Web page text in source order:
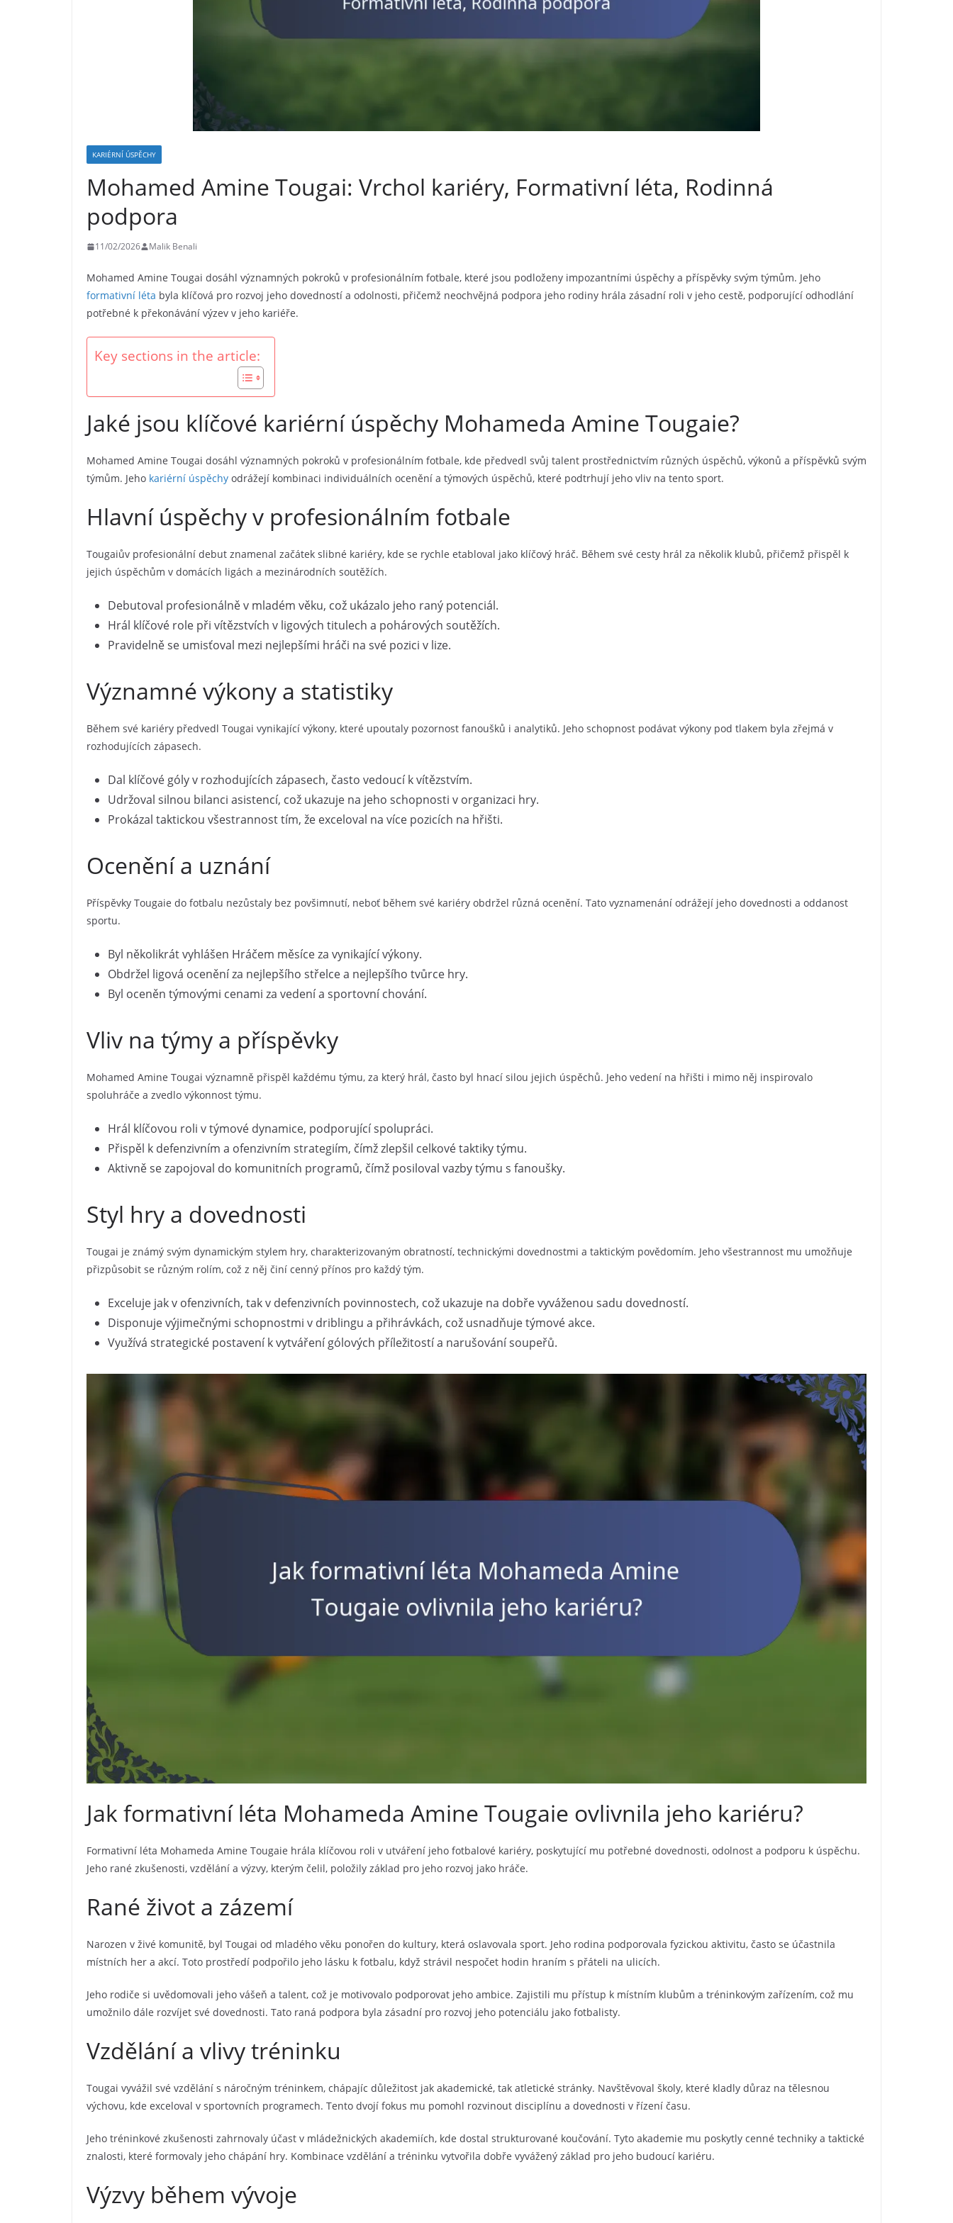
KARIÉRNÍ ÚSPĚCHY
Mohamed Amine Tougai: Vrchol kariéry, Formativní léta, Rodinná
podpora
11/02/2026 Malik Benali
Mohamed Amine Tougai dosáhl významných pokroků v profesionálním fotbale, které jsou podloženy impozantními úspěchy a příspěvky svým týmům. Jeho
formativní léta byla klíčová pro rozvoj jeho dovedností a odolnosti, přičemž neochvějná podpora jeho rodiny hrála zásadní roli v jeho cestě, podporující odhodlání
potřebné k překonávání výzev v jeho kariéře.
Key sections in the article:
Jaké jsou klíčové kariérní úspěchy Mohameda Amine Tougaie?
Mohamed Amine Tougai dosáhl významných pokroků v profesionálním fotbale, kde předvedl svůj talent prostřednictvím různých úspěchů, výkonů a příspěvků svým
týmům. Jeho kariérní úspěchy odrážejí kombinaci individuálních ocenění a týmových úspěchů, které podtrhují jeho vliv na tento sport.
Hlavní úspěchy v profesionálním fotbale
Tougaiův profesionální debut znamenal začátek slibné kariéry, kde se rychle etabloval jako klíčový hráč. Během své cesty hrál za několik klubů, přičemž přispěl k
jejich úspěchům v domácích ligách a mezinárodních soutěžích.
Debutoval profesionálně v mladém věku, což ukázalo jeho raný potenciál.
Hrál klíčové role při vítězstvích v ligových titulech a pohárových soutěžích.
Pravidelně se umisťoval mezi nejlepšími hráči na své pozici v lize.
Významné výkony a statistiky
Během své kariéry předvedl Tougai vynikající výkony, které upoutaly pozornost fanoušků i analytiků. Jeho schopnost podávat výkony pod tlakem byla zřejmá v
rozhodujících zápasech.
Dal klíčové góly v rozhodujících zápasech, často vedoucí k vítězstvím.
Udržoval silnou bilanci asistencí, což ukazuje na jeho schopnosti v organizaci hry.
Prokázal taktickou všestrannost tím, že exceloval na více pozicích na hřišti.
Ocenění a uznání
Příspěvky Tougaie do fotbalu nezůstaly bez povšimnutí, neboť během své kariéry obdržel různá ocenění. Tato vyznamenání odrážejí jeho dovednosti a oddanost
sportu.
Byl několikrát vyhlášen Hráčem měsíce za vynikající výkony.
Obdržel ligová ocenění za nejlepšího střelce a nejlepšího tvůrce hry.
Byl oceněn týmovými cenami za vedení a sportovní chování.
Vliv na týmy a příspěvky
Mohamed Amine Tougai významně přispěl každému týmu, za který hrál, často byl hnací silou jejich úspěchů. Jeho vedení na hřišti i mimo něj inspirovalo
spoluhráče a zvedlo výkonnost týmu.
Hrál klíčovou roli v týmové dynamice, podporující spolupráci.
Přispěl k defenzivním a ofenzivním strategiím, čímž zlepšil celkové taktiky týmu.
Aktivně se zapojoval do komunitních programů, čímž posiloval vazby týmu s fanoušky.
Styl hry a dovednosti
Tougai je známý svým dynamickým stylem hry, charakterizovaným obratností, technickými dovednostmi a taktickým povědomím. Jeho všestrannost mu umožňuje
přizpůsobit se různým rolím, což z něj činí cenný přínos pro každý tým.
Exceluje jak v ofenzivních, tak v defenzivních povinnostech, což ukazuje na dobře vyváženou sadu dovedností.
Disponuje výjimečnými schopnostmi v driblingu a přihrávkách, což usnadňuje týmové akce.
Využívá strategické postavení k vytváření gólových příležitostí a narušování soupeřů.
Jak formativní léta Mohameda Amine Tougaie ovlivnila jeho kariéru?
Formativní léta Mohameda Amine Tougaie hrála klíčovou roli v utváření jeho fotbalové kariéry, poskytující mu potřebné dovednosti, odolnost a podporu k úspěchu.
Jeho rané zkušenosti, vzdělání a výzvy, kterým čelil, položily základ pro jeho rozvoj jako hráče.
Rané život a zázemí
Narozen v živé komunitě, byl Tougai od mladého věku ponořen do kultury, která oslavovala sport. Jeho rodina podporovala fyzickou aktivitu, často se účastnila
místních her a akcí. Toto prostředí podpořilo jeho lásku k fotbalu, když strávil nespočet hodin hraním s přáteli na ulicích.
Jeho rodiče si uvědomovali jeho vášeň a talent, což je motivovalo podporovat jeho ambice. Zajistili mu přístup k místním klubům a tréninkovým zařízením, což mu
umožnilo dále rozvíjet své dovednosti. Tato raná podpora byla zásadní pro rozvoj jeho potenciálu jako fotbalisty.
Vzdělání a vlivy tréninku
Tougai vyvážil své vzdělání s náročným tréninkem, chápajíc důležitost jak akademické, tak atletické stránky. Navštěvoval školy, které kladly důraz na tělesnou
výchovu, kde exceloval v sportovních programech. Tento dvojí fokus mu pomohl rozvinout disciplínu a dovednosti v řízení času.
Jeho tréninkové zkušenosti zahrnovaly účast v mládežnických akademiích, kde dostal strukturované koučování. Tyto akademie mu poskytly cenné techniky a taktické
znalosti, které formovaly jeho chápání hry. Kombinace vzdělání a tréninku vytvořila dobře vyvážený základ pro jeho budoucí kariéru.
Výzvy během vývoje